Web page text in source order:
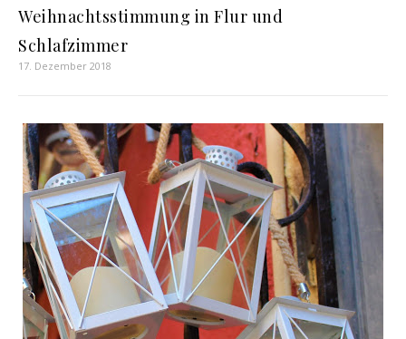
Weihnachtsstimmung in Flur und
Schlafzimmer
17. Dezember 2018